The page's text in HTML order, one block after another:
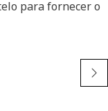
para fornecer o